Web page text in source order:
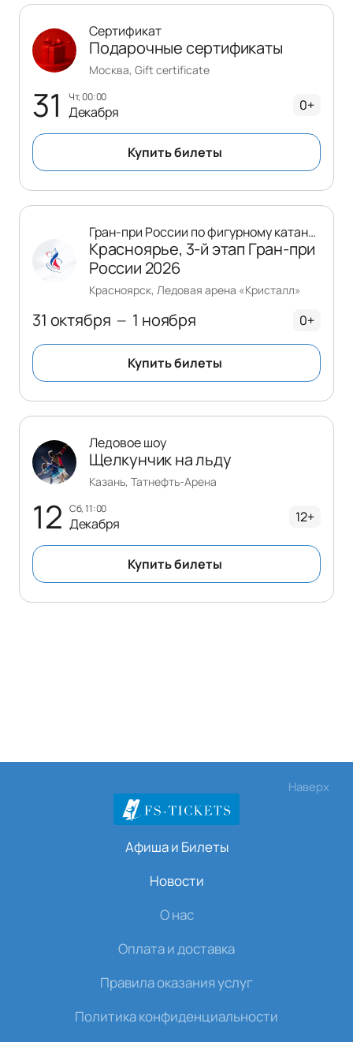
31 чт, 00:00
Декабря
Сертификат
Подарочные сертификаты
Москва, Gift certificate
0+
Купить билеты
31 октября — 1 ноября
Гран-при России по фигурному катанию
Красноярье, 3-й этап Гран-при
России 2026
Красноярск, Ледовая арена «Кристалл»
0+
Купить билеты
12 сб, 11:00
Декабря
Ледовое шоу
Щелкунчик на льду
Казань, Татнефть-Арена
12+
Купить билеты
Наверх
Афиша и Билеты
Новости
О нас
Оплата и доставка
Правила оказания услуг
Политика конфиденциальности